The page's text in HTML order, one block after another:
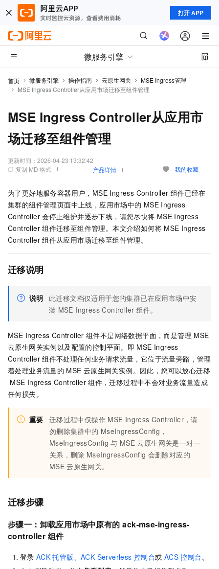
打开 APP
微服务引擎
首页 微服务引擎 操作指南 云原生网关
MSE Ingress管理
MSE Ingress Controller从应用市场迁移至组件管理
MSE Ingress Controller从应用市
场迁移至组件管理
更新时间： 2026-04-23 13:32:42
复制 MD 格式
产品详情 我的收藏
为了更好地服务容器用户，MSE Ingress Controller 组件已经在
集群的组件管理页面中上线，应用市场中的 MSE Ingress
Controller 会停止维护并逐步下线，请您尽快将 MSE Ingress
Controller 组件迁移至组件管理。本文介绍如何将 MSE Ingress
Controller 组件从应用市场迁移至组件管理。
迁移说明
说明
此迁移文档仅适用于您的集群已在应用市场中安
装 MSE Ingress Controller 组件。
MSE Ingress Controller 组件不是网络数据平面，而是管理 MSE
云原生网关实例以及配置的控制平面。即 MSE Ingress
Controller 组件不处理任何业务请求流量，它位于流量旁路，管理
着处理业务流量的 MSE 云原生网关实例。因此，您可以放心迁移
MSE Ingress Controller 组件，迁移过程中不会对业务流量造成
任何损失。
重要 迁移过程中仅操作 MSE Ingress Controller，请
勿删除集群中的 MseIngressConfig，
MseIngressConfig 与 MSE 云原生网关是一对一
关系，删除 MseIngressConfig 会删除对应的
MSE 云原生网关。
迁移步骤
步骤一：卸载应用市场中原有的 ack-mse-ingress-
controller 组件
登录 ACK 托管版、ACK Serverless 控制台或 ACS 控制台 。